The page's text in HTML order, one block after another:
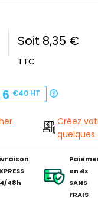
Soit 8,35 €
TTC
6 €40HT
Créez
quelques
48h
en 4x
SANS
FRAIS